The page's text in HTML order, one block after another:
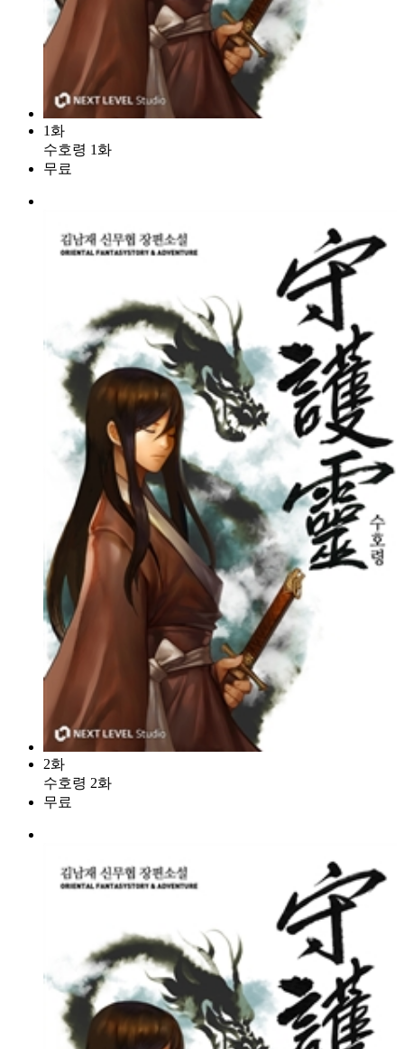
1화
수호령 1화
무료
2화
수호령 2화
무료